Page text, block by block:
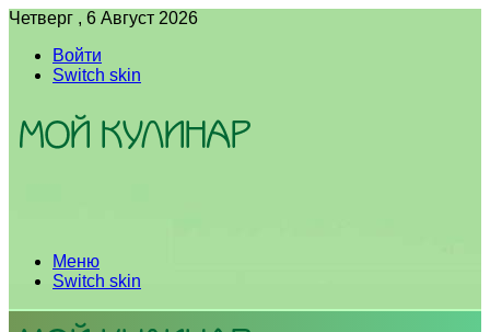
Четверг , 6 Август 2026
Войти
Switch skin
Меню
Switch skin